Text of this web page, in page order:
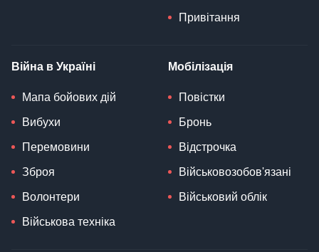
Привітання
Війна в Україні
Мапа бойових дій
Вибухи
Перемовини
Зброя
Волонтери
Військова техніка
Мобілізація
Повістки
Бронь
Відстрочка
Військовозобов'язані
Військовий облік